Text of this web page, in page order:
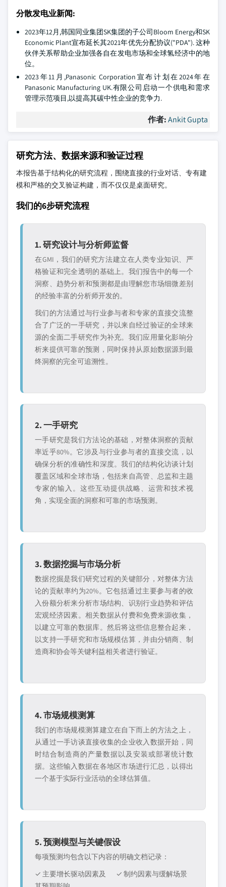
分散发电业新闻:
2023年12月,韩国同业集团SK集团的子公司Bloom Energy和SK
Economic Plant宣布延长其2021年优先分配协议("PDA"). 这种
伙伴关系帮助企业加强各自在发电市场和全球氢经济中的地
位。
2023年11月,Panasonic Corporation宣布计划在2024年在
Panasonic Manufacturing UK.有限公司启动一个供电和需求
管理示范项目,以提高其碳中性企业的竞争力.
作者:Ankit Gupta
研究方法、数据来源和验证过程
本报告基于结构化的研究流程，围绕直接的行业对话、专有建
模和严格的交叉验证构建，而不仅仅是桌面研究。
我们的6步研究流程
1. 研究设计与分析师监督
在GMI，我们的研究方法建立在人类专业知识、严
格验证和完全透明的基础上。我们报告中的每一个
洞察、趋势分析和预测都是由理解您市场细微差别
的经验丰富的分析师开发的。
我们的方法通过与行业参与者和专家的直接交流整
合了广泛的一手研究，并以来自经过验证的全球来
源的全面二手研究作为补充。我们应用量化影响分
析来提供可靠的预测，同时保持从原始数据源到最
终洞察的完全可追溯性。
2. 一手研究
一手研究是我们方法论的基础，对整体洞察的贡献
率近乎80%。它涉及与行业参与者的直接交流，以
确保分析的准确性和深度。我们的结构化访谈计划
覆盖区域和全球市场，包括来自高管、总监和主题
专家的输入。这些互动提供战略、运营和技术视
角，实现全面的洞察和可靠的市场预测。
3. 数据挖掘与市场分析
数据挖掘是我们研究过程的关键部分，对整体方法
论的贡献率约为20%。它包括通过主要参与者的收
入份额分析来分析市场结构、识别行业趋势和评估
宏观经济因素。相关数据从付费和免费来源收集，
以建立可靠的数据库。然后将这些信息整合起来，
以支持一手研究和市场规模估算，并由分销商、制
造商和协会等关键利益相关者进行验证。
4. 市场规模测算
我们的市场规模测算建立在自下而上的方法之上，
从通过一手访谈直接收集的企业收入数据开始，同
时结合制造商的产量数据以及安装或部署统计数
据。这些输入数据在各地区市场进行汇总，以得出
一个基于实际行业活动的全球估算值。
5. 预测模型与关键假设
每项预测均包含以下内容的明确文档记录：
✓ 主要增长驱动因素及
✓ 制约因素与缓解场景